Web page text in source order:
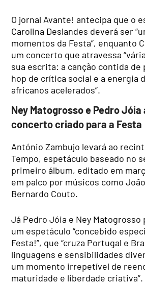
O jornal Avante! antecipa que o
Carolina Deslandes deverá ser
momentos da Festa”, enquanto
um concerto que atravessa
sua escrita: a canção contida de
hop de crítica social e a energia
africanos acelerados”.
Ney Matogrosso e Pedro
concerto criado para a Festa
António Zambujo levará ao
Tempo, espetáculo baseado no
primeiro álbum, editado em
em palco por músicos como
Bernardo Couto.
Já Pedro Jóia e Ney Matogrosso
um espetáculo “concebido
Festa!”, que “cruza Portugal e
linguagens e sensibilidades
um momento irrepetível de
maturidade e liberdade criativa”.